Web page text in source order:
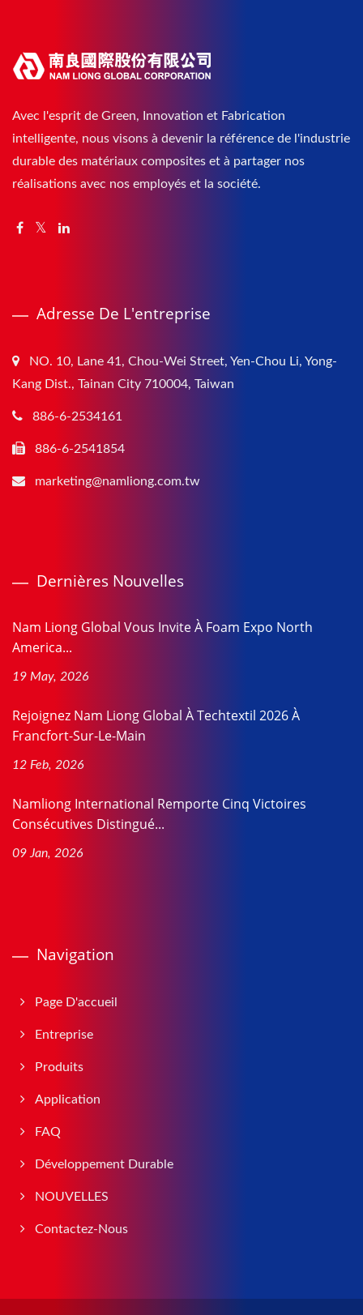
Avec l'esprit de Green, Innovation et Fabrication
intelligente, nous visons à devenir la référence de l'industrie
durable des matériaux composites et à partager nos
réalisations avec nos employés et la société.
Adresse De L'entreprise
NO. 10, Lane 41, Chou-Wei Street, Yen-Chou Li, Yong-
Kang Dist., Tainan City 710004, Taiwan
886-6-2534161
886-6-2541854
marketing@namliong.com.tw
Dernières Nouvelles
Nam Liong Global Vous Invite À Foam Expo North
America...
19 May, 2026
Rejoignez Nam Liong Global À Techtextil 2026 À
Francfort-Sur-Le-Main
12 Feb, 2026
Namliong International Remporte Cinq Victoires
Consécutives Distingué...
09 Jan, 2026
Navigation
Page D'accueil
Entreprise
Produits
Application
FAQ
Développement Durable
NOUVELLES
Contactez-Nous